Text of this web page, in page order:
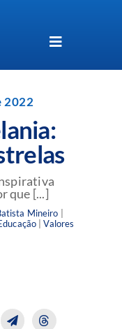
Toggle
Navigation
2022
que [...]
Mineiro
|Valores